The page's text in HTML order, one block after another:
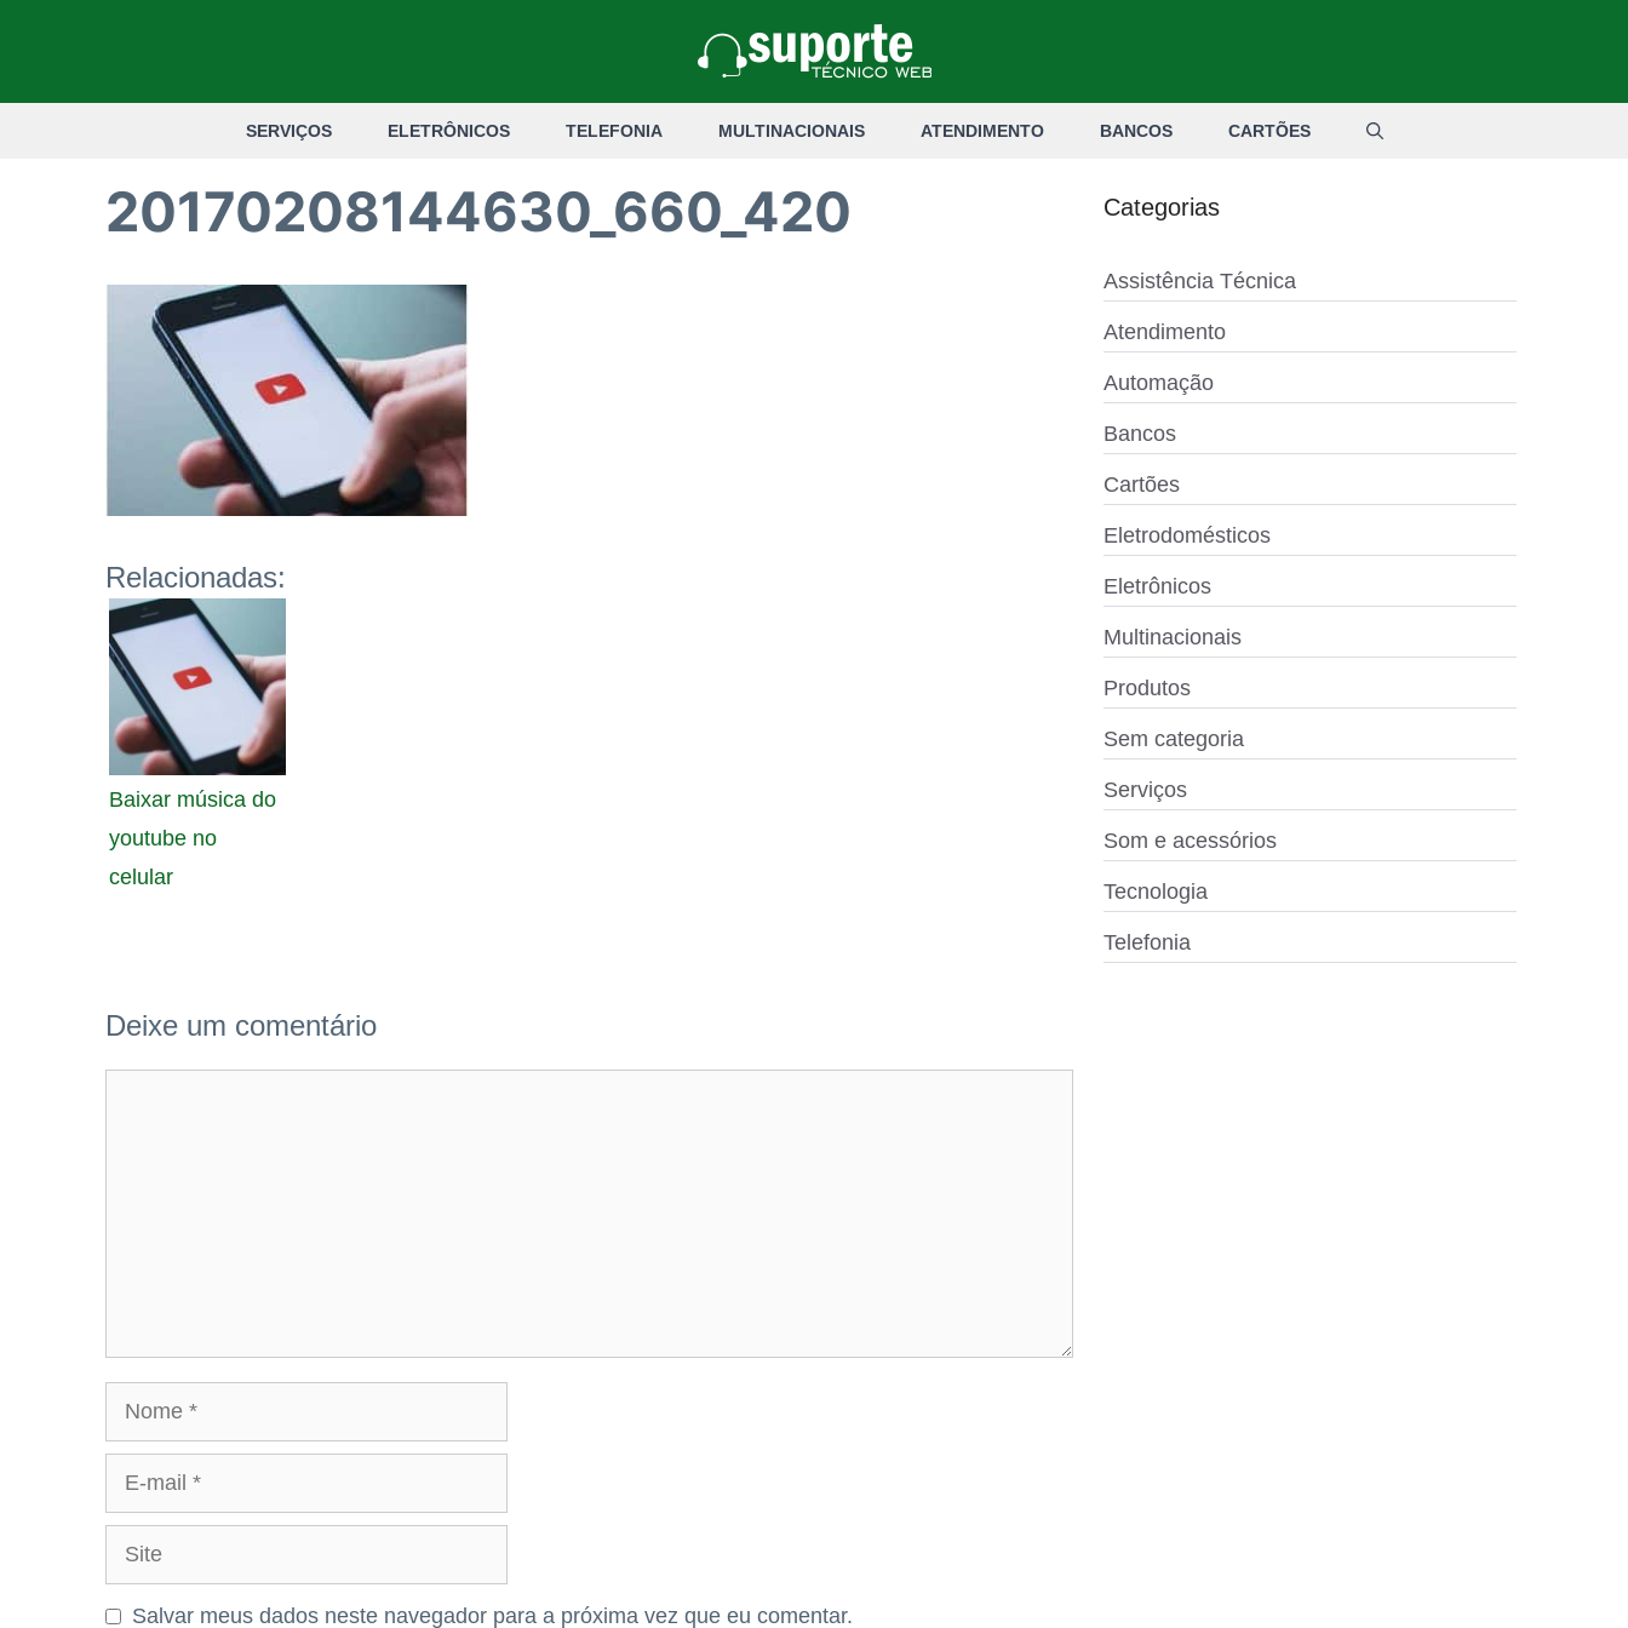
SERVIÇOS ELETRÔNICOS TELEFONIA MULTINACIONAIS ATENDIMENTO BANCOS CARTÕES
20170208144630_660_420
Relacionadas:
Baixar música do
youtube no
celular
Deixe um comentário
Nome
mail
Site
Salvar meus dados neste navegador para a próxima vez que eu comentar.
Categorias
Assistência Técnica
Atendimento
Automação
Bancos
Cartões
Eletrodomésticos
Eletrônicos
Multinacionais
Produtos
Sem categoria
Serviços
Som e acessórios
Tecnologia
Telefonia